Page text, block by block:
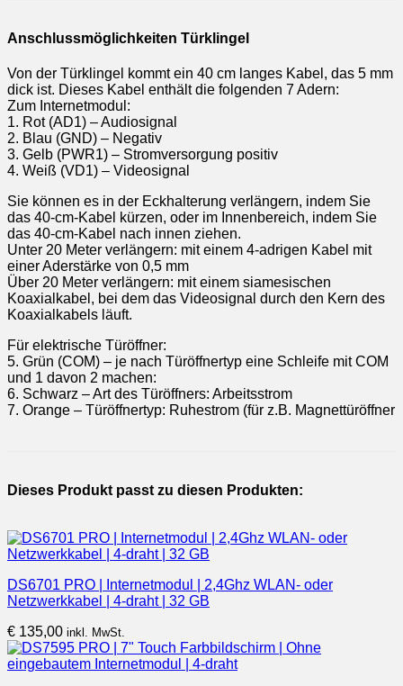
Anschlussmöglichkeiten Türklingel
Von der Türklingel kommt ein 40 cm langes Kabel, das 5 mm
dick ist. Dieses Kabel enthält die folgenden 7 Adern:
Zum Internetmodul:
1. Rot (AD1) – Audiosignal
2. Blau (GND) – Negativ
3. Gelb (PWR1) – Stromversorgung positiv
4. Weiß (VD1) – Videosignal
Sie können es in der Eckhalterung verlängern, indem Sie
das 40-cm-Kabel kürzen, oder im Innenbereich, indem Sie
das 40-cm-Kabel nach innen ziehen.
Unter 20 Meter verlängern: mit einem 4-adrigen Kabel mit
einer Aderstärke von 0,5 mm
Über 20 Meter verlängern: mit einem siamesischen
Koaxialkabel, bei dem das Videosignal durch den Kern des
Koaxialkabels läuft.
Für elektrische Türöffner:
5. Grün (COM) – je nach Türöffnertyp eine Schleife mit COM
und 1 davon 2 machen:
6. Schwarz – Art des Türöffners: Arbeitsstrom
7. Orange – Türöffnertyp: Ruhestrom (für z.B. Magnettüröffner
Dieses Produkt passt zu diesen Produkten:
DS6701 PRO | Internetmodul | 2,4Ghz WLAN- oder
Netzwerkkabel | 4-draht | 32 GB
€ 135,00 inkl. MwSt.